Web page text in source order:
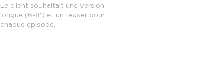
Le client souhaitait une version
longue (6-8') et un teaser pour
chaque épisode.